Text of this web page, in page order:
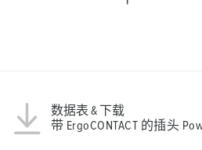
数据表 & 下载
带 ErgoCONTACT 的插头